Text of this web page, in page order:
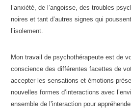
l’anxiété, de l’angoisse, des troubles
noires et tant d’autres signes qui
l’isolement.
Mon travail de psychothérapeute est de
conscience des différentes facettes de
accepter les sensations et émotions
nouvelles formes d’interactions avec
ensemble de l’interaction pour